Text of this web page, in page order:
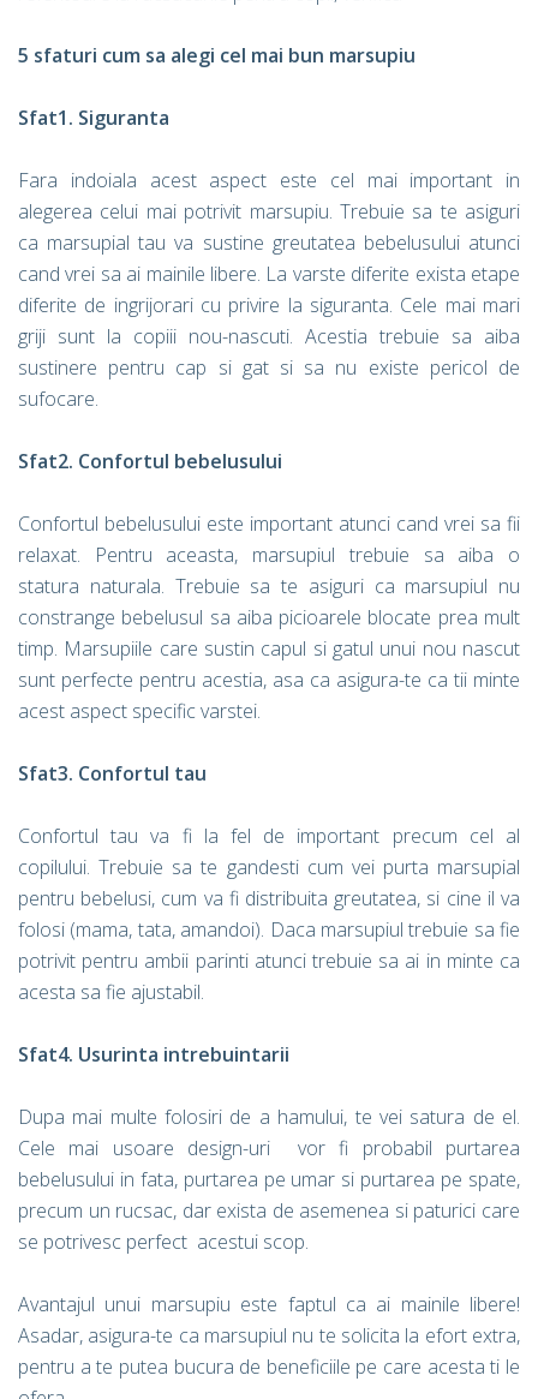
5 sfaturi cum sa alegi cel mai bun marsupiu
Sfat1. Siguranta
Fara indoiala acest aspect este cel mai important in
alegerea celui mai potrivit marsupiu. Trebuie sa te asiguri
ca marsupial tau va sustine greutatea bebelusului atunci
cand vrei sa ai mainile libere. La varste diferite exista etape
diferite de ingrijorari cu privire la siguranta. Cele mai mari
griji sunt la copiii nou-nascuti. Acestia trebuie sa aiba
sustinere pentru cap si gat si sa nu existe pericol de
sufocare.
Sfat2. Confortul bebelusului
Confortul bebelusului este important atunci cand vrei sa fii
relaxat. Pentru aceasta, marsupiul trebuie sa aiba o
statura naturala. Trebuie sa te asiguri ca marsupiul nu
constrange bebelusul sa aiba picioarele blocate prea mult
timp. Marsupiile care sustin capul si gatul unui nou nascut
sunt perfecte pentru acestia, asa ca asigura-te ca tii minte
acest aspect specific varstei.
Sfat3. Confortul tau
Confortul tau va fi la fel de important precum cel al
copilului. Trebuie sa te gandesti cum vei purta marsupial
pentru bebelusi, cum va fi distribuita greutatea, si cine il va
folosi (mama, tata, amandoi). Daca marsupiul trebuie sa fie
potrivit pentru ambii parinti atunci trebuie sa ai in minte ca
acesta sa fie ajustabil.
Sfat4. Usurinta intrebuintarii
Dupa mai multe folosiri de a hamului, te vei satura de el.
Cele mai usoare design-uri vor fi probabil purtarea
bebelusului in fata, purtarea pe umar si purtarea pe spate,
precum un rucsac, dar exista de asemenea si paturici care
se potrivesc perfect acestui scop.
Avantajul unui marsupiu este faptul ca ai mainile libere!
Asadar, asigura-te ca marsupiul nu te solicita la efort extra,
pentru a te putea bucura de beneficiile pe care acesta ti le